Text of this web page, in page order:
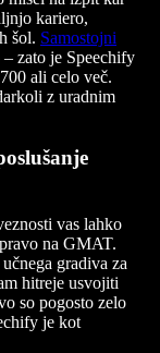
kariero,
šol. Samostojni
zato je Speechify
ali celo več.
z uradnim
vas lahko
na GMAT.
gradiva za
hitreje usvojiti
so pogosto zelo
je kot